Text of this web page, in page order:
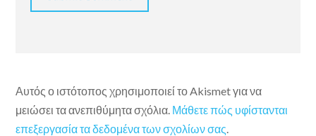
Αυτός ο ιστότοπος χρησιμοποιεί το Akismet για να
μειώσει τα ανεπιθύμητα σχόλια. Μάθετε πώς υφίστανται
επεξεργασία τα δεδομένα των σχολίων σας